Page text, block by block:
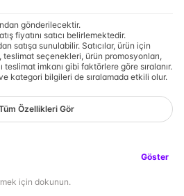
gönderilecektir.
fiyatını satıcı belirlemektedir.
satışa sunulabilir. Satıcılar, ürün için
teslimat seçenekleri, ürün promosyonları,
teslimat imkanı gibi faktörlere göre sıralanır.
kategori bilgileri de sıralamada etkili olur.
Özellikleri Gör
Göster
için dokunun.